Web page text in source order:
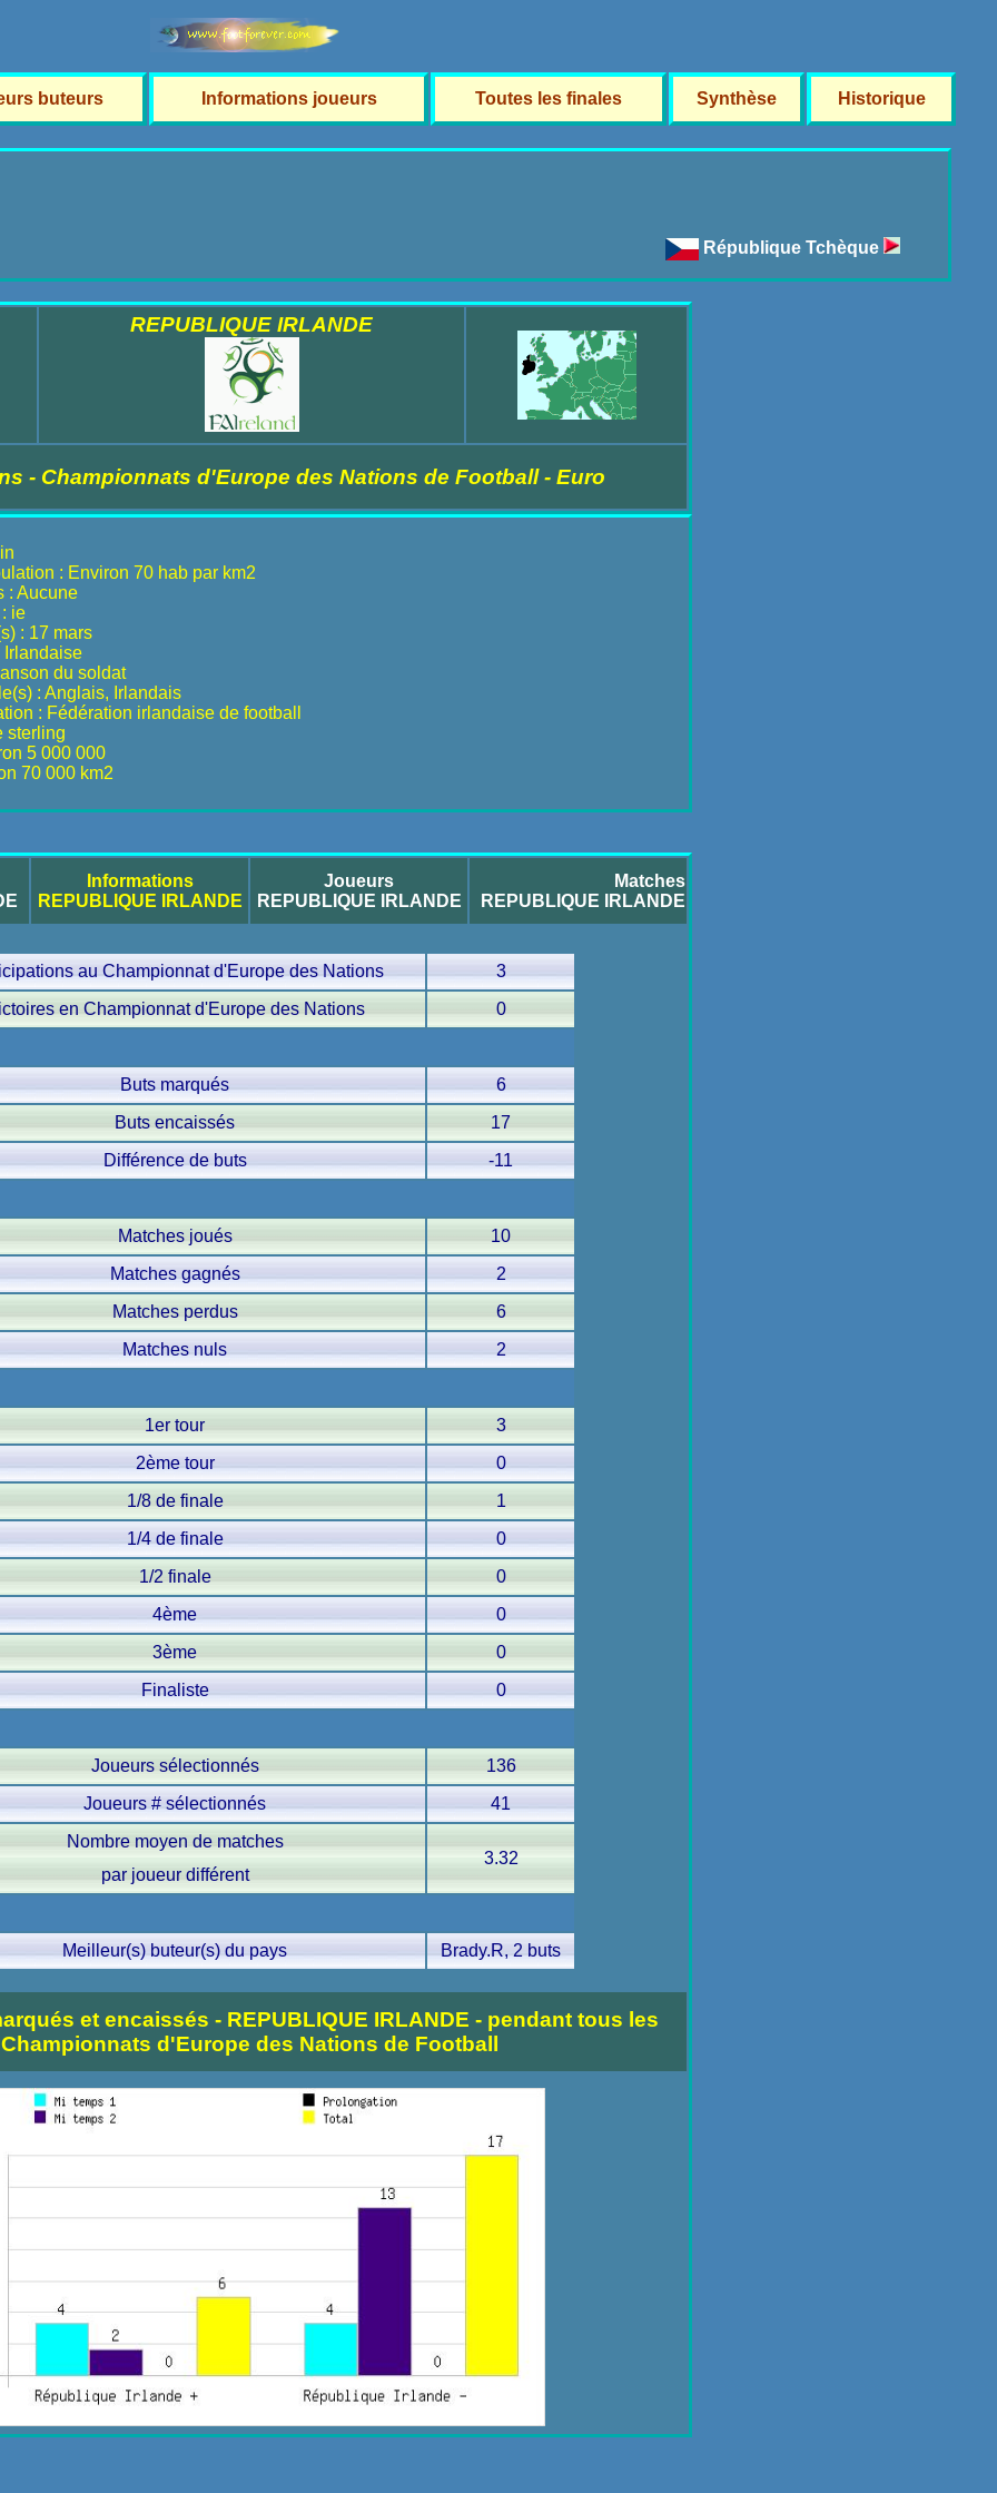
buteurs Informations joueurs Toutes les finales Synthèse Historique
République Tchèque
REPUBLIQUE IRLANDE
- Championnats d'Europe des Nations de Football - Euro
: Environ 70 hab par km2
: Aucune
ie
: 17 mars
Irlandaise
du soldat
: Anglais, Irlandais
: Fédération irlandaise de football
sterling
5 000 000
70 000 km2
Informations
REPUBLIQUE IRLANDE
Joueurs
REPUBLIQUE IRLANDE
Matches
REPUBLIQUE IRLANDE
au Championnat d'Europe des Nations
3
en Championnat d'Europe des Nations
0
Buts marqués
6
Buts encaissés
17
Différence de buts
-11
Matches joués
10
Matches gagnés
2
Matches perdus
6
Matches nuls
2
1er tour
3
2ème tour
0
1/8 de finale
1
1/4 de finale
0
1/2 finale
0
4ème
0
3ème
0
Finaliste
0
Joueurs sélectionnés
136
Joueurs # sélectionnés
41
Nombre moyen de matches
par joueur différent
3.32
Meilleur(s) buteur(s) du pays Brady.R, 2 buts
et encaissés - REPUBLIQUE IRLANDE - pendant tous les
Championnats d'Europe des Nations de Football